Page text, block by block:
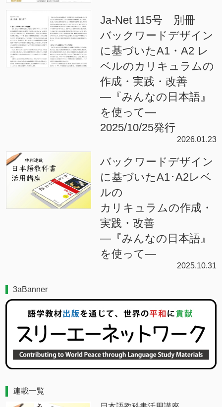
Ja-Net 115号 別冊
バックワードデザイン
に基づいたA1・A2 レ
ベルのカリキュラムの
作成・実践・改善
―『みんなの日本語』
を使って―
2025/10/25発行
2026.01.23
バックワードデザイン
に基づいたA1･A2レベ
ルの
カリキュラムの作成・
実践・改善
―『みんなの日本語』
を使って―
2025.10.31
3aBanner
連載一覧